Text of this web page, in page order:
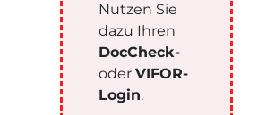
Nutzen Sie
dazu Ihren
DocCheck-
oderVIFOR-
Login.